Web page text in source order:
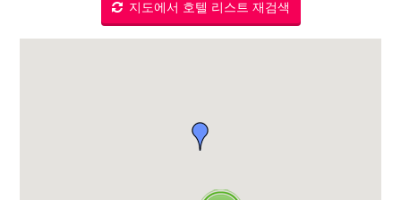
지도에서 호텔 리스트 재검색